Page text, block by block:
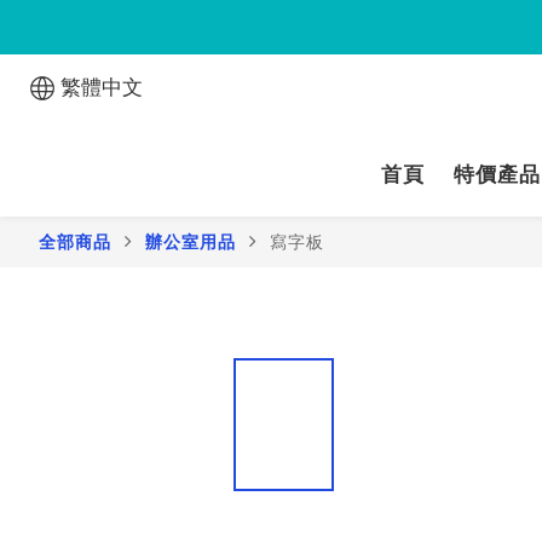
繁體中文
首頁 特價產品
全部商品 辦公室用品 寫字板